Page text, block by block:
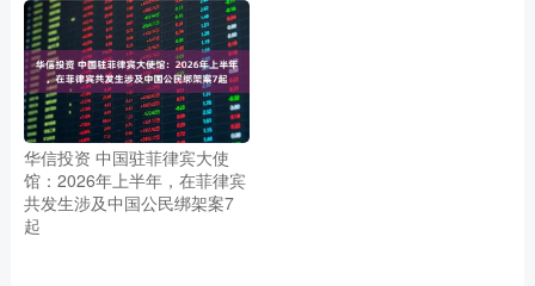
华信投资 中国驻菲律宾大使
馆：2026年上半年，在菲律宾
共发生涉及中国公民绑架案7
起